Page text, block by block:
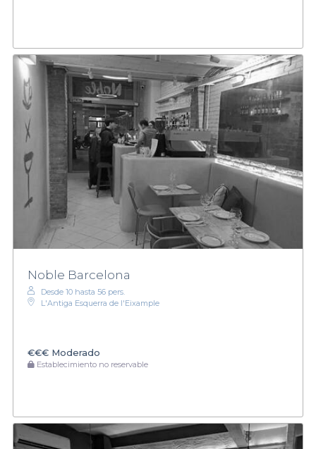
Noble Barcelona
Desde 10 hasta 56 pers.
L'Antiga Esquerra de l'Eixample
€€€ Moderado
Establecimiento no reservable